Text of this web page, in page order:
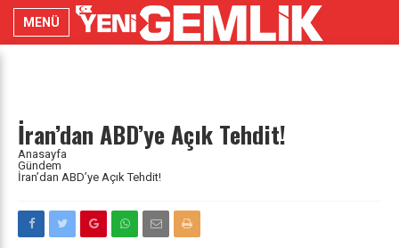
MENÜ
İran’dan ABD’ye Açık Tehdit!
Anasayfa
Gündem
İran’dan ABD’ye Açık Tehdit!